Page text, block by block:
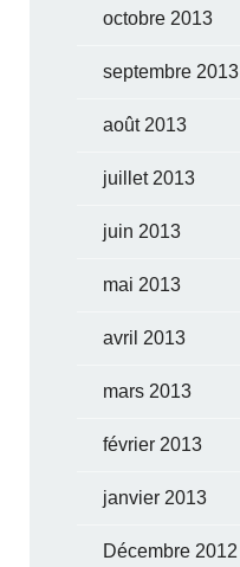
octobre 2013
septembre 2013
août 2013
juillet 2013
juin 2013
mai 2013
avril 2013
mars 2013
février 2013
janvier 2013
Décembre 2012